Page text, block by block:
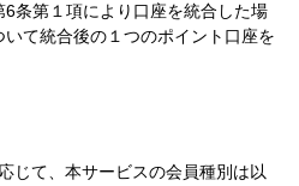
条第１項により口座を統合した場
て統合後の１つのポイント口座を
じて、本サービスの会員種別は以